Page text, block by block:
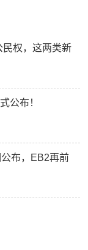
民权，这两类新
公布！
布，EB2再前